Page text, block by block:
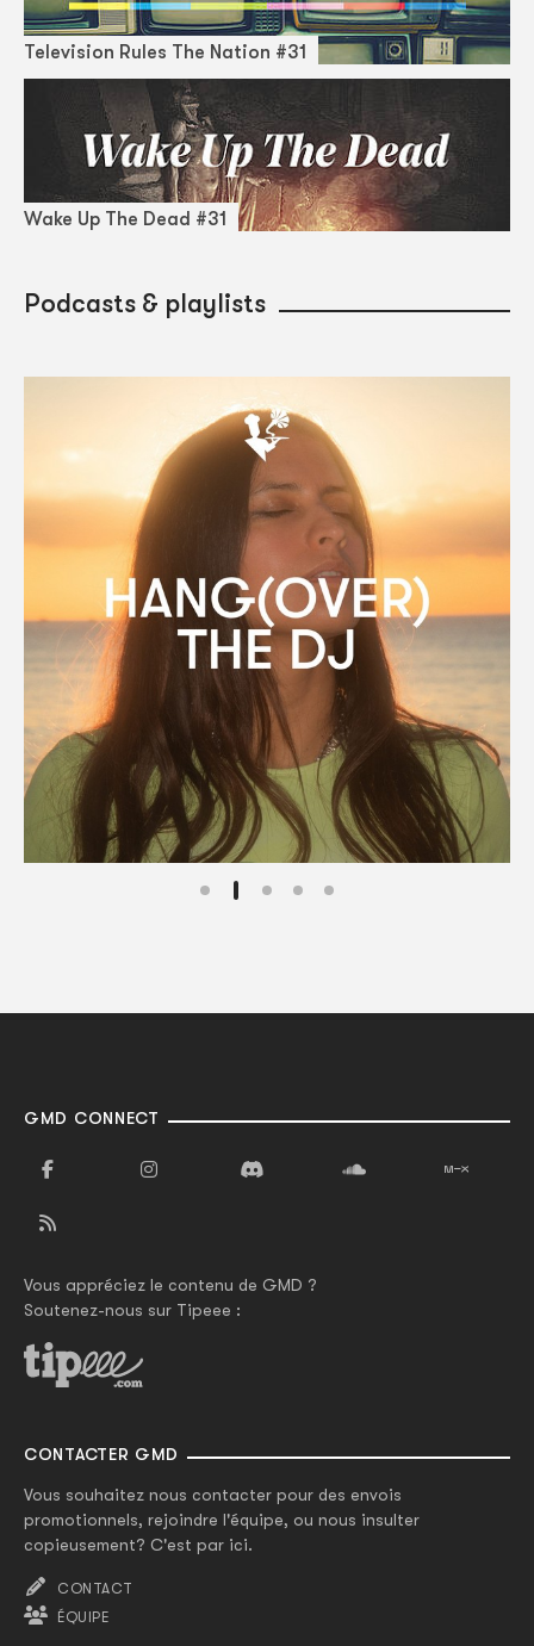
Television Rules The Nation #31
Wake Up The Dead #31
Podcasts & playlists
GMD CONNECT
Vous appréciez le contenu de GMD ?
Soutenez-nous sur Tipeee :
CONTACTER GMD
Vous souhaitez nous contacter pour des envois
promotionnels, rejoindre l'équipe, ou nous insulter
copieusement? C'est par ici.
CONTACT
ÉQUIPE